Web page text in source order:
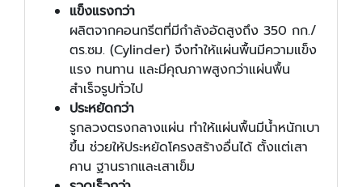
แข็งแรงกว่า
ผลิตจากคอนกรีตที่มีกำลังอัดสูงถึง 350 กก./
ตร.ซม. (Cylinder) จึงทำให้แผ่นพื้นมีความแข็ง
แรง ทนทาน และมีคุณภาพสูงกว่าแผ่นพื้น
สำเร็จรูปทั่วไป
ประหยัดกว่า
รูกลวงตรงกลางแผ่น ทำให้แผ่นพื้นมีน้ำหนักเบา
ขึ้น ช่วยให้ประหยัดโครงสร้างอื่นได้ ตั้งแต่เสา
คาน ฐานรากและเสาเข็ม